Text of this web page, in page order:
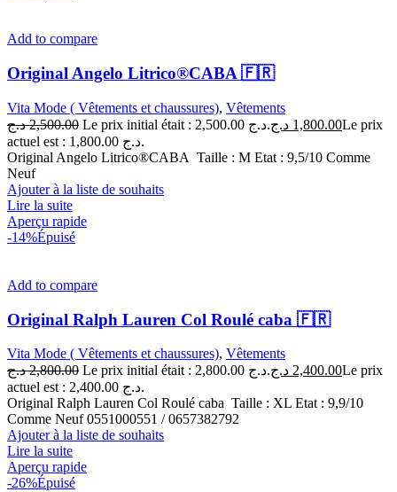
Add to compare
Original Angelo Litrico®CABA 🇫🇷
Vita Mode ( Vêtements et chaussures), Vêtements
2,500.00 د.ج Le prix initial était : 2,500.00 د.ج. 1,800.00 د.ج
Le prix
actuel est : 1,800.00 د.ج.
Original Angelo Litrico®CABA Taille : M Etat : 9,5/10 Comme
Neuf
Ajouter à la liste de souhaits
Lire la suite
Aperçu rapide
-14%Épuisé
Add to compare
Original Ralph Lauren Col Roulé caba 🇫🇷
Vita Mode ( Vêtements et chaussures), Vêtements
2,800.00 د.ج Le prix initial était : 2,800.00 د.ج. 2,400.00 د.ج
Le prix
actuel est : 2,400.00 د.ج.
Original Ralph Lauren Col Roulé caba Taille : XL Etat : 9,9/10
Comme Neuf 0551000551 / 0657382792
Ajouter à la liste de souhaits
Lire la suite
Aperçu rapide
-26%Épuisé